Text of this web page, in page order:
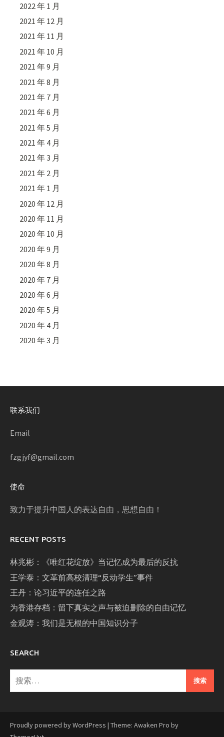
2022 年 1 月
2021 年 12 月
2021 年 11 月
2021 年 10 月
2021 年 9 月
2021 年 8 月
2021 年 7 月
2021 年 6 月
2021 年 5 月
2021 年 4 月
2021 年 3 月
2021 年 2 月
2021 年 1 月
2020 年 12 月
2020 年 11 月
2020 年 10 月
2020 年 9 月
2020 年 8 月
2020 年 7 月
2020 年 6 月
2020 年 5 月
2020 年 4 月
2020 年 3 月
联系我们
Email
fzgjyf@gmail.com
使命
致力于提升中国人的表达自由，思想自由！
RECENT POSTS
林兆彬：《唯红花绽放》当记忆成为最后的反抗
王学泰：文革前高校清理“反动学生”事件
王丹：论习近平的连任之路
为香港存档：留下真实之声与被迫删除的自由记忆
金观涛：我们是无根的中国知识分子
SEARCH
搜
索：
Proudly powered by WordPress | Theme: Awaken Pro by